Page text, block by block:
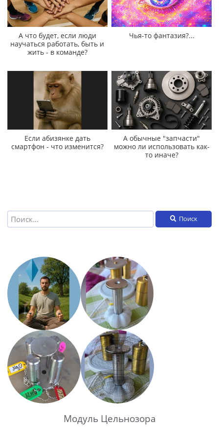
А что будет, если люди
научаться работать, быть и
жить - в команде?
Чья-то фантазия?...
Если абизянке дать
смартфон - что изменится?
А обычные "запчасти"
можно ли использовать как-
то иначе?
Поиск
Модуль Цельнозора